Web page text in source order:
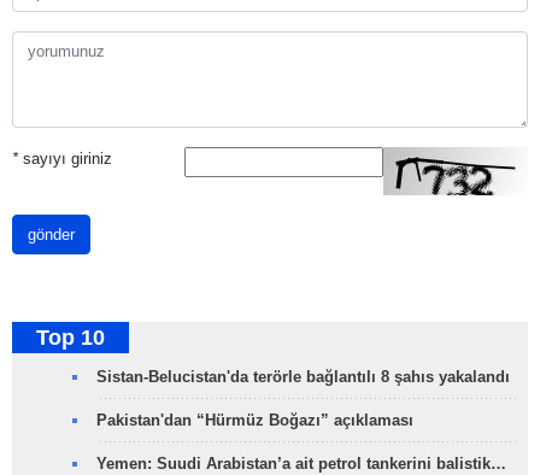
*sayıyı giriniz
gönder
Top 10
Sistan-Belucistan'da terörle bağlantılı 8 şahıs yakalandı
Pakistan'dan “Hürmüz Boğazı” açıklaması
Yemen: Suudi Arabistan’a ait petrol tankerini balistik…